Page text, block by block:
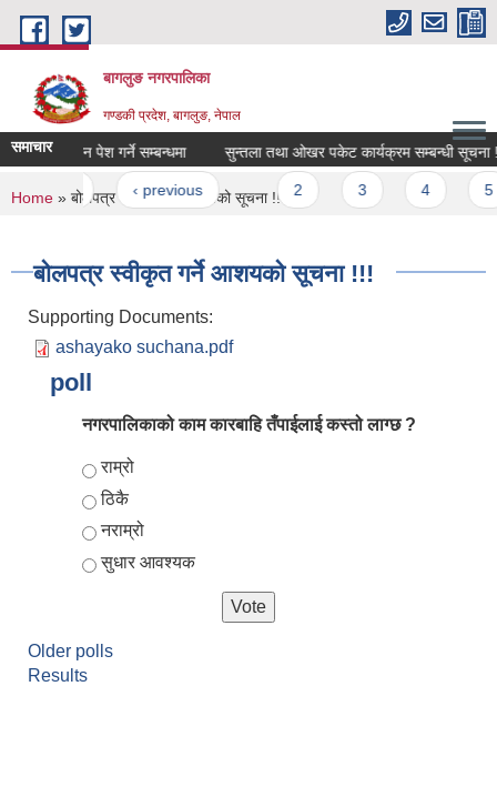
Skip to main content
बागलुङ नगरपालिका
गण्डकी प्रदेश, बागलुङ, नेपाल
समाचार
कोटेशन पेश गर्ने सम्बन्धमा सुन्तला तथा ओखर पकेट कार्यक्रम सम्बन्धी सूचना !!!
« first ‹ previous … 2
You are here
Home » बोलपत्र स्वीकृत गर्ने आशयको सूचना !!!
बोलपत्र स्वीकृत गर्ने आशयको सूचना !!!
Supporting Documents:
ashayako suchana.pdf
poll
नगरपालिकाको काम कारबाहि तँपाईलाई कस्तो लाग्छ ?
Choices
राम्रो
ठिकै
नराम्रो
सुधार आवश्यक
Older polls
Results